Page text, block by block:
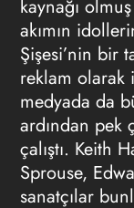
kaynağı
akımın
Şişesi’nin bir
reklam olarak
medyada da
ardından pek
çalıştı. Keith
Sprouse,
sanatçılar